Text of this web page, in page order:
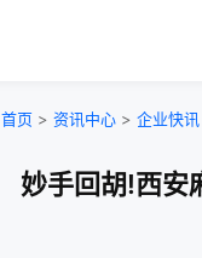
首页 > 资讯中心 > 企业快讯
妙手回胡!西安